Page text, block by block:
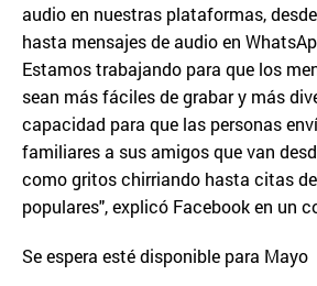
audio en nuestras plataformas,
hasta mensajes de audio en
Estamos trabajando para que los
sean más fáciles de grabar y más
capacidad para que las personas
familiares a sus amigos que van
como gritos chirriando hasta citas
populares", explicó Facebook en un
Se espera esté disponible para Mayo